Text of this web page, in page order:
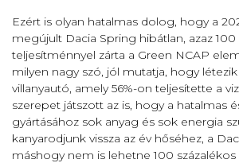
Ezért is olyan hatalmas dolog, hogy a
megújult Dacia Spring hibátlan, azaz 100
teljesítménnyel zárta a Green NCAP
milyen nagy szó, jól mutatja, hogy
villanyautó, amely 56%-on teljesítette a
szerepet játszott az is, hogy a hatalmas
gyártásához sok anyag és sok energia
kanyarodjunk vissza az év hőséhez, a
máshogy nem is lehetne 100